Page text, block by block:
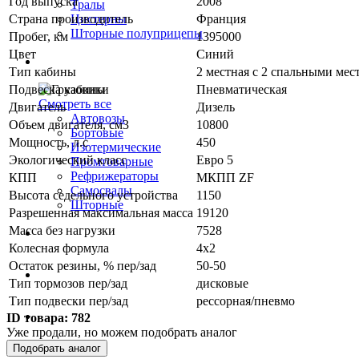
Тралы
Цистерны
Шторные полуприцепы
Смотреть все
Автовозы
Бортовые
Изотермические
Промтоварные
Рефрижераторы
Самосвалы
Шторные
Коммерческие авто
Автобусы
Спецтехника
Страна производитель
Франция
Пробег, км
1395000
Цвет
Синий
Тип кабины
2 местная с 2 спальными
Подвеска кабины
Пневматическая
Двигатель
Дизель
Объем двигателя, см3
10800
Мощность, л.с
450
Экологический класс
Евро 5
КПП
МКПП ZF
Высота седельного устройства
1150
Разрешенная максимальная масса 19120
Масса без нагрузки
7528
Колесная формула
4х2
Остаток резины, % пер/зад
50-50
Тип тормозов пер/зад
дисковые
Тип подвески пер/зад
рессорная/пневмо
ID товара: 782
Уже продали, но можем подобрать аналог
Подобрать аналог